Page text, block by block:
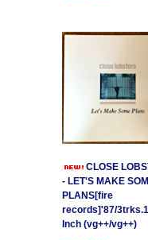
CLOSE
- LET'S MAKE
PLANS[fire
records]'87/
Inch (vg++/vg++)